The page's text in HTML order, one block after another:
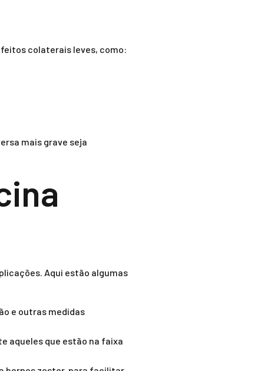
colaterais leves, como:
mais grave seja
Aqui estão algumas
e outras medidas
aqueles que estão na faixa